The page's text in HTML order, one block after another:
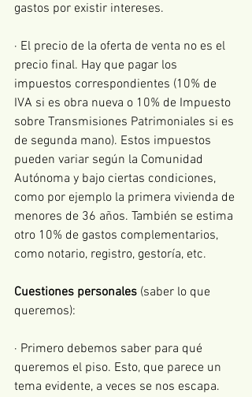
gastos por existir intereses.
· El precio de la oferta de venta no es el
precio final. Hay que pagar los
impuestos correspondientes (10% de
IVA si es obra nueva o 10% de Impuesto
sobre Transmisiones Patrimoniales si es
de segunda mano). Estos impuestos
pueden variar según la Comunidad
Autónoma y bajo ciertas condiciones,
como por ejemplo la primera vivienda de
menores de 36 años. También se estima
otro 10% de gastos complementarios,
como notario, registro, gestoría, etc.
Cuestiones personales (saber lo que
queremos):
· Primero debemos saber para qué
queremos el piso. Esto, que parece un
tema evidente, a veces se nos escapa.